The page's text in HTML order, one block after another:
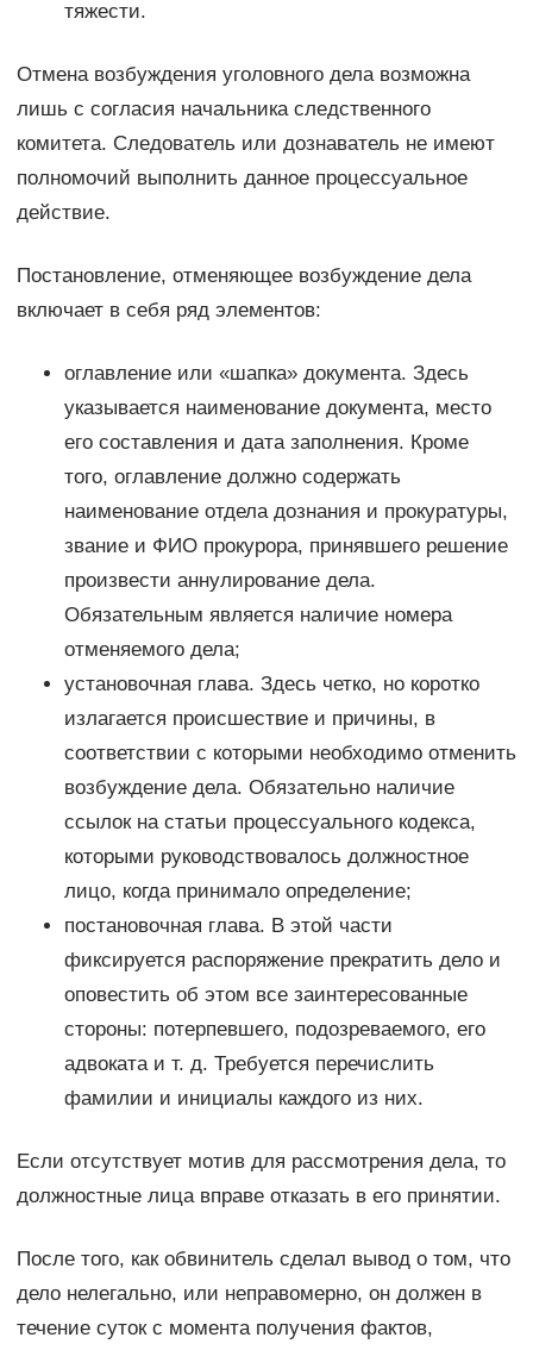
тяжести.
Отмена возбуждения уголовного дела возможна
лишь с согласия начальника следственного
комитета. Следователь или дознаватель не имеют
полномочий выполнить данное процессуальное
действие.
Постановление, отменяющее возбуждение дела
включает в себя ряд элементов:
оглавление или «шапка» документа. Здесь
указывается наименование документа, место
его составления и дата заполнения. Кроме
того, оглавление должно содержать
наименование отдела дознания и прокуратуры,
звание и ФИО прокурора, принявшего решение
произвести аннулирование дела.
Обязательным является наличие номера
отменяемого дела;
установочная глава. Здесь четко, но коротко
излагается происшествие и причины, в
соответствии с которыми необходимо отменить
возбуждение дела. Обязательно наличие
ссылок на статьи процессуального кодекса,
которыми руководствовалось должностное
лицо, когда принимало определение;
постановочная глава. В этой части
фиксируется распоряжение прекратить дело и
оповестить об этом все заинтересованные
стороны: потерпевшего, подозреваемого, его
адвоката и т. д. Требуется перечислить
фамилии и инициалы каждого из них.
Если отсутствует мотив для рассмотрения дела, то
должностные лица вправе отказать в его принятии.
После того, как обвинитель сделал вывод о том, что
дело нелегально, или неправомерно, он должен в
течение суток с момента получения фактов,